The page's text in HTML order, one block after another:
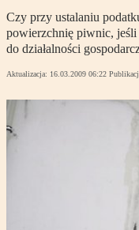
Czy przy ustalaniu
powierzchnię piwnic, jeśli
do działalności
Aktualizacja: 16.03.2009 06:22